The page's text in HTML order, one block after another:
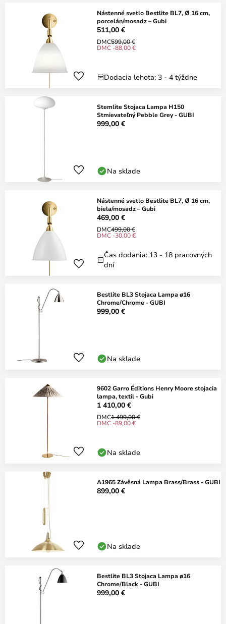
Nástenné svetlo Bestlite BL7, Ø 16 cm,
porcelán/mosadz – Gubi
511,00 €
DMC599,00 €
DMC -88,00 €
Dodacia lehota: 3 - 4 týždne
Stemlite Stojaca Lampa H150
Stmievateľný Pebble Grey - GUBI
999,00 €
Na sklade
Nástenné svetlo Bestlite BL7, Ø 16 cm,
biela/mosadz – Gubi
469,00 €
DMC499,00 €
DMC -30,00 €
Čas dodania: 13 - 18 pracovných
dní
Bestlite BL3 Stojaca Lampa ø16
Chrome/Chrome - GUBI
999,00 €
Na sklade
9602 Garro Éditions Henry Moore stojacia
lampa, textil - Gubi
1 410,00 €
DMC1 499,00 €
DMC -89,00 €
Na sklade
A1965 Závěsná Lampa Brass/Brass - GUBI
899,00 €
Na sklade
Bestlite BL3 Stojaca Lampa ø16
Chrome/Black - GUBI
999,00 €